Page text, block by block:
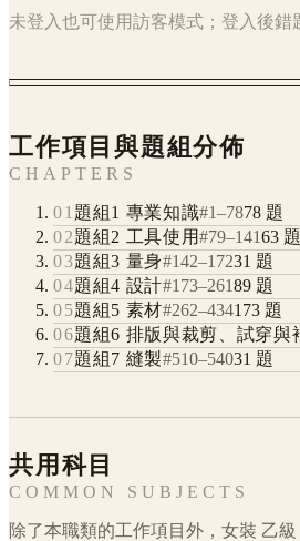
未登入也可使用訪客模式；登入後錯
工作項目與題組分佈
CHAPTERS
01 題組1 專業知識#1–7878 題
02題組2 工具使用#79–14163 題
03題組3 量身#142–17231 題
04題組4 設計#173–26189 題
05題組5 素材#262–434173 題
06題組6 排版與裁剪、試穿與
07題組7 縫製#510–54031 題
共用科目
COMMON SUBJECTS
除了本職類的工作項目外， 女裝 乙級